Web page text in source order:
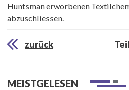
Huntsman erworbenen
abzuschliessen.
zurück
MEISTGELESEN